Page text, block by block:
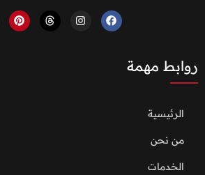
روابط مهمة
الرئيسية
من نحن
الخدمات